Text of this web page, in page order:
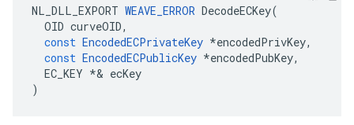
NL_DLL_EXPORT WEAVE_ERROR DecodeECKey(
OID curveOID,
const EncodedECPrivateKey *encodedPrivKey,
const EncodedECPublicKey *encodedPubKey,
EC_KEY *& ecKey
)